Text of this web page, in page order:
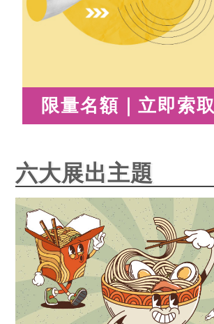
限量名額｜立即索取
六大展出主題